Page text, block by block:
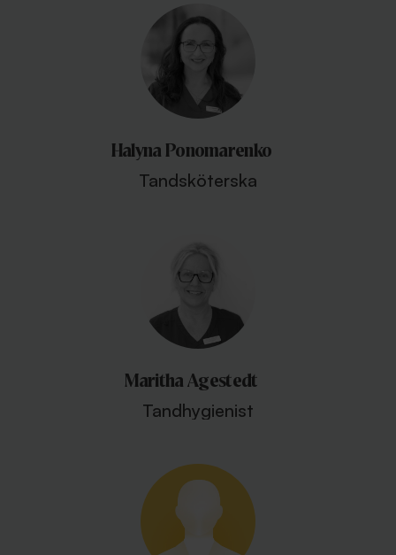
Halyna Ponomarenko
Tandsköterska
Maritha Agestedt
Tandhygienist